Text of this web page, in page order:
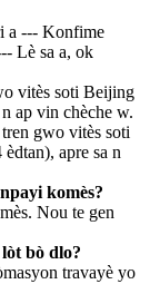
a --- Konfime
Lè sa a, ok
vitès soti Beijing
ap vin chèche w.
gwo vitès soti
apre sa n
komès?
Nou te gen
bò dlo?
travayè yo